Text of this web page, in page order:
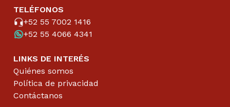
TELÉFONOS
+52 55 7002 1416
+52 55 4066 4341
LINKS DE INTERÉS
Quiénes somos
Política de privacidad
Contáctanos